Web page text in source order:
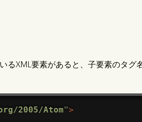
るXML要素があると、子要素のタグ
2005/Atom">